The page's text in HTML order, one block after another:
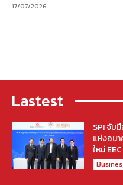
17/07/2026
Lastest
SPI จับ
แห่งอน
ใหม่ EEC